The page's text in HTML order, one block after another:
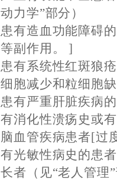
动力学”部分）
患有造血功能障碍
等副作用。 ]
患有系统性红斑狼
细胞减少和粒细胞
患有严重肝脏疾病
有消化性溃疡史或
脑血管疾病患者[过
有光敏性病史的患
长者（见“老人管理